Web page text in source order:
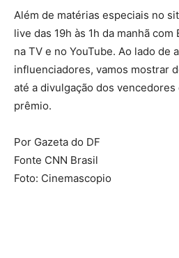
Além de matérias especiais no
live das 19h às 1h da manhã com
na TV e no YouTube. Ao lado de
influenciadores, vamos mostrar
até a divulgação dos vencedores
prêmio.
Por Gazeta do DF
Fonte CNN Brasil
Foto: Cinemascopio